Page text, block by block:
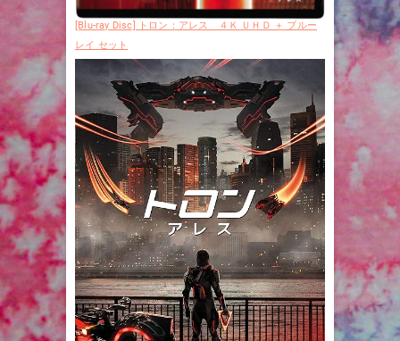
[Blu-ray Disc] トロン：アレス ４Ｋ ＵＨＤ ＋ ブルー
レイ セット